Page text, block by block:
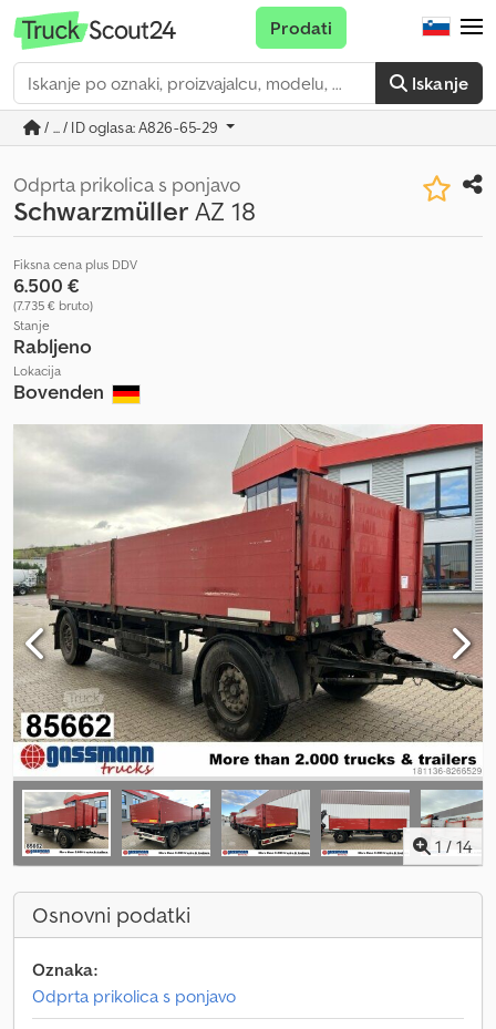
Iskanje
Prodati
/ ... / ID oglasa: A826-65-29
Odprta prikolica s ponjavo
SchwarzmüllerAZ 18
Fiksna cena plus DDV
6.500 €
(7.735 € bruto)
Stanje
Rabljeno
Lokacija
Bovenden
1 /14
Osnovni podatki
Oznaka:
Odprta prikolica s ponjavo